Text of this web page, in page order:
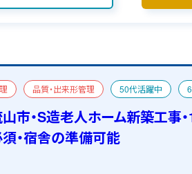
品質・出来形管理 50代活躍中
おすすめ求人 二級建築士 宿舎あり
市・S造老人ホーム新築工事
・宿舎の準備可能